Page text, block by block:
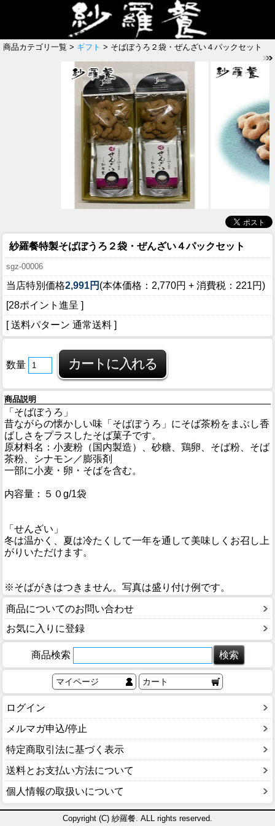
商品カテゴリ一覧 > ギフト > そばぼうろ２袋・ぜんざい４パックセット
紗羅餐特製そばぼうろ２袋・ぜんざい４パックセット
sgz-00006
当店特別価格2,991円 (本体価格：2,770円 + 消費税：221円)
[28ポイント進呈 ]
[ 送料パターン 通常送料 ]
数量
商品説明
「そばぼうろ」
昔ながらの懐かしい味「そばぼうろ」にそば茶粉をまぶし香
ばしさをプラスしたそば菓子です。
原材料名：小麦粉（国内製造）、砂糖、鶏卵、そば粉、そば
茶粉、シナモン／膨張剤
一部に小麦・卵・そばを含む。
内容量：５０g/1袋
「せんざい」
冬は温かく、夏は冷たくして一年を通して美味しくお召し上
がりいただけます。
※そばがきはつきません。写真は盛り付け例です。
商品についてのお問い合わせ
お気に入りに登録
商品検索
マイページ カート
ログイン
メルマガ申込/停止
特定商取引法に基づく表示
送料とお支払い方法について
個人情報の取扱いについて
Copyright (C) 紗羅餐. ALL rights reserved.